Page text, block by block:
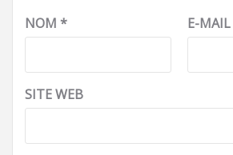
NOM * E-MAIL
SITE WEB